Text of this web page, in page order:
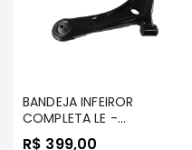
Filtros
BANDEJA INFEIROR
COMPLETA LE -
OUTLANDER 2007 A 2024
R$ 399,00